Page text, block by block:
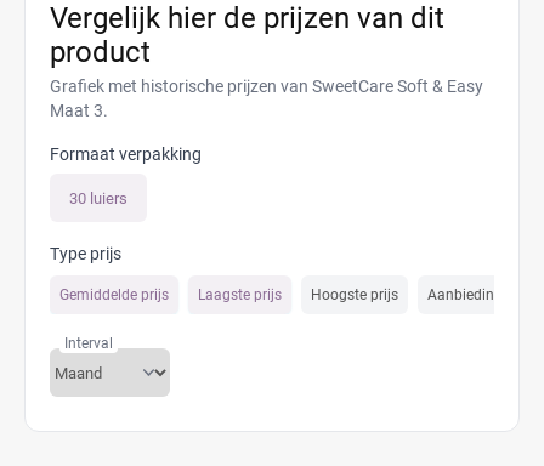
Vergelijk hier de prijzen van dit
product
Grafiek met historische prijzen van SweetCare Soft & Easy
Maat 3.
Formaat verpakking
30 luiers
Type prijs
Gemiddelde prijs Laagste prijs Hoogste prijs Aanbiedings prijs
Interval